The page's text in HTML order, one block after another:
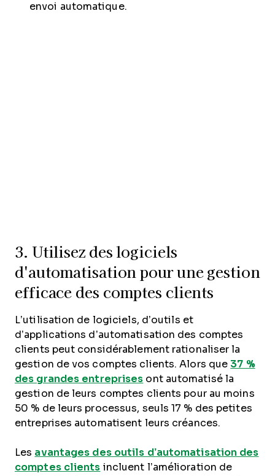
envoi automatique.
3. Utilisez des logiciels
d'automatisation pour une gestion
efficace des comptes clients
L’utilisation de logiciels, d’outils et
d’applications d’automatisation des comptes
clients peut considérablement rationaliser la
gestion de vos comptes clients. Alors que 37 %
des grandes entreprises ont automatisé la
gestion de leurs comptes clients pour au moins
50 % de leurs processus, seuls 17 % des petites
entreprises automatisent leurs créances.
Les avantages des outils d’automatisation des
comptes clients incluent l’amélioration de